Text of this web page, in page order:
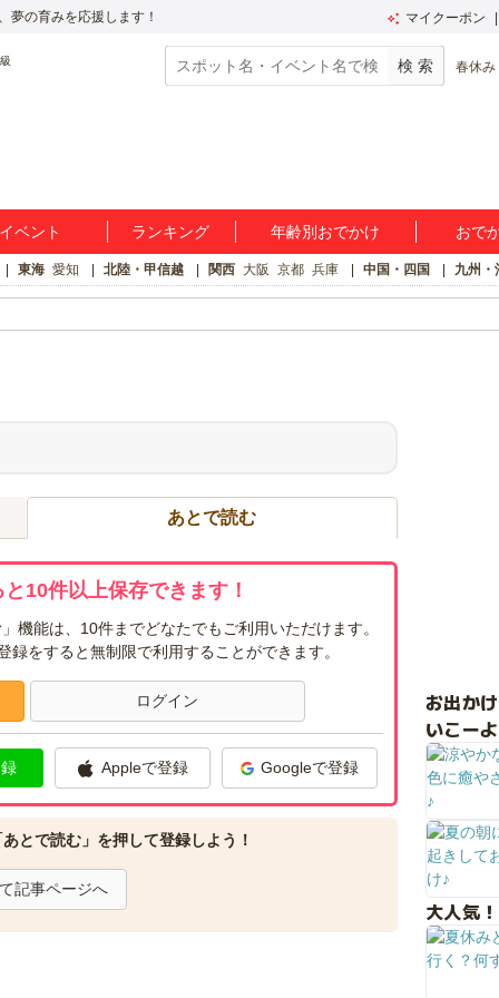
夢の育みを応援します！ マイクーポン
春休み
ベント ランキング 年齢別おでかけ おで
東海 愛知 北陸・甲信越 関西 大阪 京都 兵庫 中国・四国 九州・
あとで読む
10件以上保存できます！
機能は、10件までどなたでもご利用いただけます。
をすると無制限で利用することができます。
ログイン
Appleで登録 Googleで登録
とで読む」を押して登録しよう！
記事ページへ
お出か
いこー
大人気